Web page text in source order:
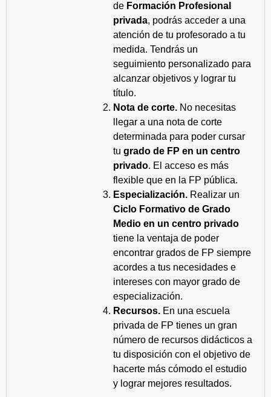
de Formación Profesional
privada, podrás acceder a una
atención de tu profesorado a tu
medida. Tendrás un
seguimiento personalizado para
alcanzar objetivos y lograr tu
título.
Nota de corte. No necesitas
llegar a una nota de corte
determinada para poder cursar
tu grado de FP en un centro
privado. El acceso es más
flexible que en la FP pública.
Especialización. Realizar un
Ciclo Formativo de Grado
Medio en un centro privado
tiene la ventaja de poder
encontrar grados de FP siempre
acordes a tus necesidades e
intereses con mayor grado de
especialización.
Recursos. En una escuela
privada de FP tienes un gran
número de recursos didácticos a
tu disposición con el objetivo de
hacerte más cómodo el estudio
y lograr mejores resultados.